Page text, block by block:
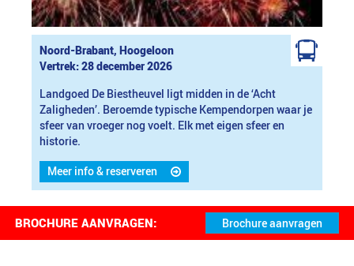
Noord-Brabant, Hoogeloon
Vertrek: 28 december 2026
Landgoed De Biestheuvel ligt midden in de ‘Acht
Zaligheden’. Beroemde typische Kempendorpen waar je
sfeer van vroeger nog voelt. Elk met eigen sfeer en
historie.
Meer info & reserveren
BROCHURE AANVRAGEN: